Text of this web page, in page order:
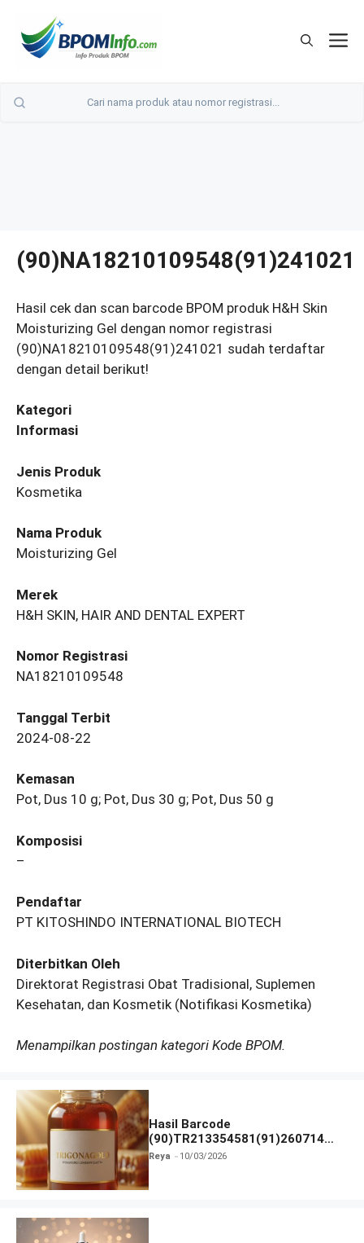
(90)NA18210109548(91)241021
Hasil cek dan scan barcode BPOM produk H&H Skin
Moisturizing Gel dengan nomor registrasi
(90)NA18210109548(91)241021 sudah terdaftar
dengan detail berikut!
Kategori
Informasi
Jenis Produk
Kosmetika
Nama Produk
Moisturizing Gel
Merek
H&H SKIN, HAIR AND DENTAL EXPERT
Nomor Registrasi
NA18210109548
Tanggal Terbit
2024-08-22
Kemasan
Pot, Dus 10 g; Pot, Dus 30 g; Pot, Dus 50 g
Komposisi
–
Pendaftar
PT KITOSHINDO INTERNATIONAL BIOTECH
Diterbitkan Oleh
Direktorat Registrasi Obat Tradisional, Suplemen
Kesehatan, dan Kosmetik (Notifikasi Kosmetika)
Menampilkan postingan kategori Kode BPOM.
Hasil Barcode
(90)TR213354581(91)260714
dan Izin BPOM
Reya 10/03/2026